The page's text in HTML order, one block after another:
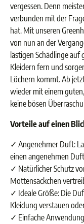
vergessen. Denn
verbunden mit der
hat. Mit unseren
von nun an der
lästigen Schädlinge
Kleidern fern und
Löchern kommt. Ab
wieder mit einem
keine bösen
Vorteile auf einen
✓ Angenehmer Duft:
einen angenehmen
✓ Natürlicher Schutz
Mottensäckchen
✓ Ideale Größe: Die
Kleidung verstauen
✓ Einfache